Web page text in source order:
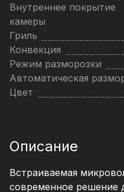
Внутреннее покрытие
камеры
Гриль
Конвекция
Режим разморозки
Автоматическая
Цвет
Описание
Встраиваемая
современное решение